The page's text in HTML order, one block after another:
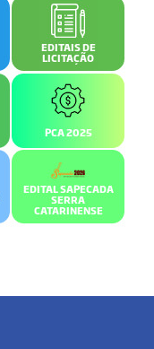
EDITAIS DE
LICITAÇÃO
PCA 2025
EDITAL SAPECADA
SERRA
CATARINENSE